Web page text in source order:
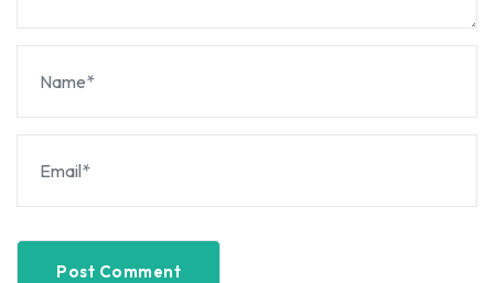
Post Comment